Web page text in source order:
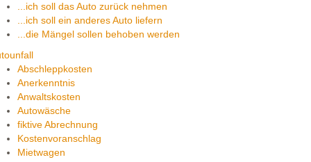
...ich soll das Auto zurück nehmen
...ich soll ein anderes Auto liefern
...die Mängel sollen behoben werden
Abschleppkosten
Anerkenntnis
Anwaltskosten
Autowäsche
fiktive Abrechnung
Kostenvoranschlag
Mietwagen